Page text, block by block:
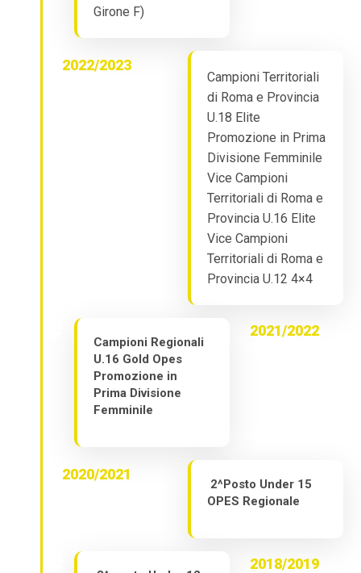
Girone F)
2022/2023
Campioni Territoriali
di Roma e Provincia
U.18 Elite
Promozione in Prima
Divisione Femminile
Vice Campioni
Territoriali di Roma e
Provincia U.16 Elite
Vice Campioni
Territoriali di Roma e
Provincia U.12 4×4
2021/2022
Campioni Regionali
U.16 Gold Opes
Promozione in
Prima Divisione
Femminile
2020/2021
2^Posto Under 15
OPES Regionale
2018/2019